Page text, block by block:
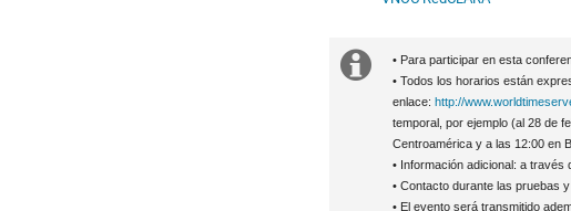
in
Extra
information
• Para participar en esta
• Todos los horarios están
enlace: http://
temporal, por ejemplo (al 28 de
Centroamérica y a las 12:00 en
• Información adicional: a través
• Contacto durante las pruebas
• El evento será transmitido